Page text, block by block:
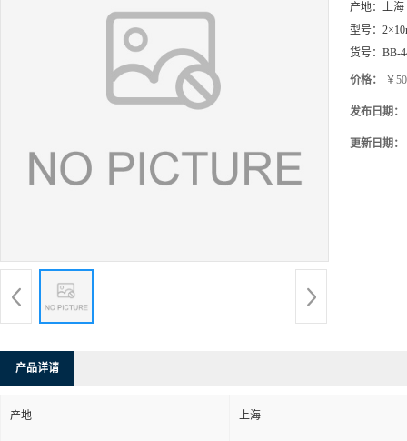
产地： 上海
型号：
货号： BB-
价格： ￥
发布日期：
更新日期：
产品详请
产地 上海